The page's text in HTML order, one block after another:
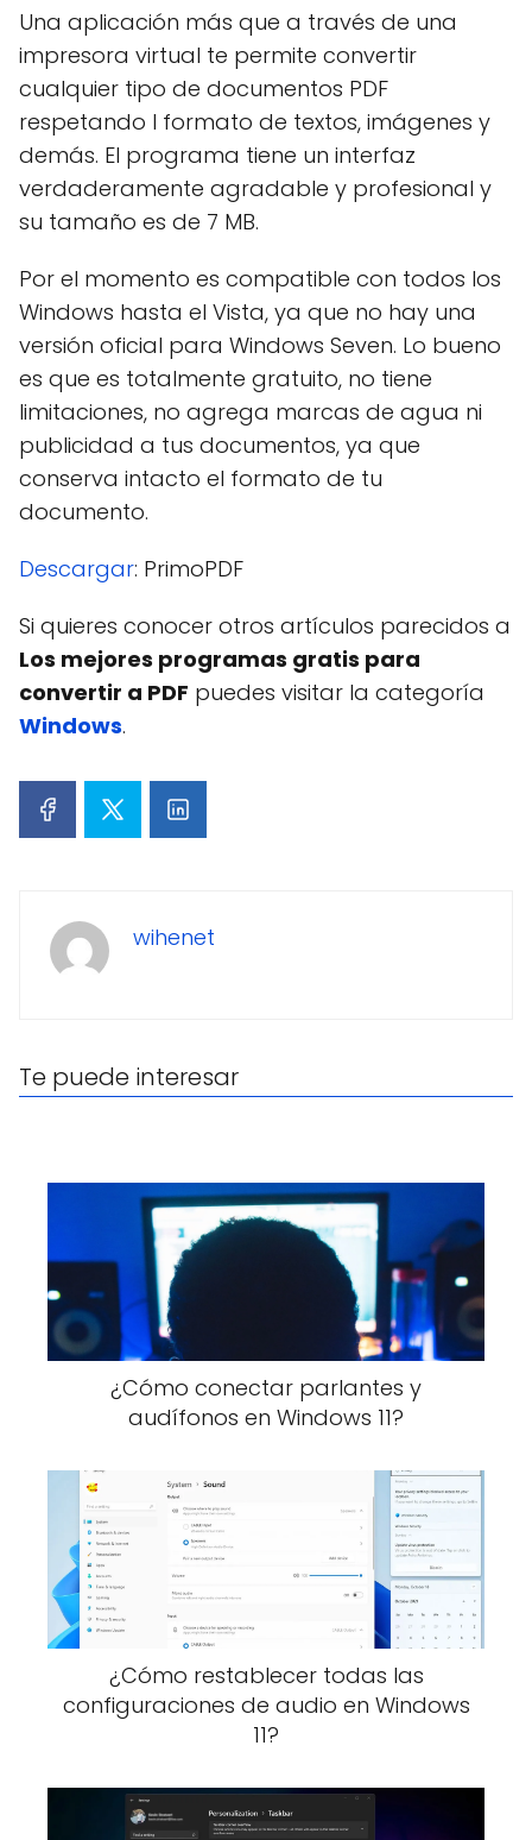
Una aplicación más que a través de una
impresora virtual te permite convertir
cualquier tipo de documentos PDF
respetando l formato de textos, imágenes y
demás. El programa tiene un interfaz
verdaderamente agradable y profesional y
su tamaño es de 7 MB.
Por el momento es compatible con todos los
Windows hasta el Vista, ya que no hay una
versión oficial para Windows Seven. Lo bueno
es que es totalmente gratuito, no tiene
limitaciones, no agrega marcas de agua ni
publicidad a tus documentos, ya que
conserva intacto el formato de tu
documento.
Descargar: PrimoPDF
Si quieres conocer otros artículos parecidos a
Los mejores programas gratis para
convertir a PDF puedes visitar la categoría
Windows.
wihenet
Te puede interesar
¿Cómo conectar parlantes y
audífonos en Windows 11?
¿Cómo restablecer todas las
configuraciones de audio en Windows
11?